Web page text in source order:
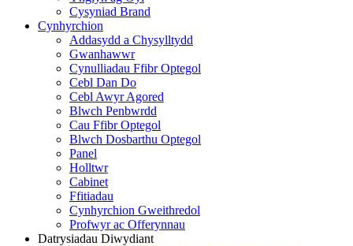
Cysyniad Brand
Cynhyrchion
Addasydd a Chysylltydd
Gwanhawwr
Cynulliadau Ffibr Optegol
Cebl Dan Do
Cebl Awyr Agored
Blwch Penbwrdd
Cau Ffibr Optegol
Blwch Dosbarthu Optegol
Panel
Holltwr
Cabinet
Ffitiadau
Cynhyrchion Gweithredol
Profwyr ac Offerynnau
Datrysiadau Diwydiant